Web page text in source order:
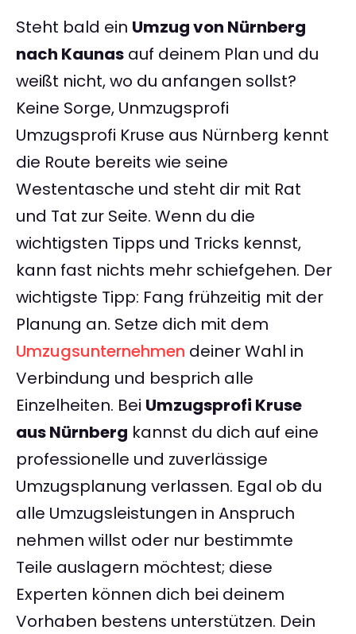
Steht bald ein Umzug von Nürnberg
nach Kaunas auf deinem Plan und du
weißt nicht, wo du anfangen sollst?
Keine Sorge, Unmzugsprofi
Umzugsprofi Kruse aus Nürnberg kennt
die Route bereits wie seine
Westentasche und steht dir mit Rat
und Tat zur Seite. Wenn du die
wichtigsten Tipps und Tricks kennst,
kann fast nichts mehr schiefgehen. Der
wichtigste Tipp: Fang frühzeitig mit der
Planung an. Setze dich mit dem
Umzugsunternehmen deiner Wahl in
Verbindung und besprich alle
Einzelheiten. Bei Umzugsprofi Kruse
aus Nürnberg kannst du dich auf eine
professionelle und zuverlässige
Umzugsplanung verlassen. Egal ob du
alle Umzugsleistungen in Anspruch
nehmen willst oder nur bestimmte
Teile auslagern möchtest; diese
Experten können dich bei deinem
Vorhaben bestens unterstützen. Dein